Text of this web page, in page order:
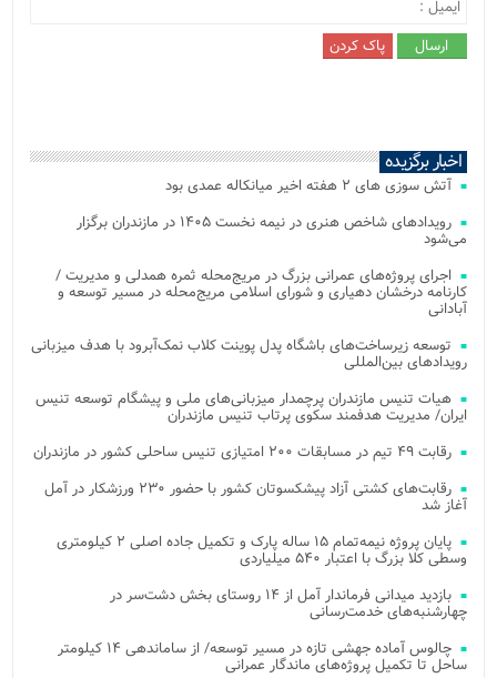
اخبار برگزیده
آتش‌ سوزی‌ های ۲ هفته اخیر میانکاله عمدی بود
رویدادهای شاخص هنری در نیمه نخست ۱۴۰۵ در مازندران برگزار
می‌شود
اجرای پروژه‌های عمرانی بزرگ در مریج‌محله ثمره همدلی و مدیریت /
کارنامه درخشان دهیاری و شورای اسلامی مریج‌محله در مسیر توسعه و
آبادانی
توسعه زیرساخت‌های باشگاه پدل پوینت کلاب نمک‌آبرود با هدف میزبانی
رویدادهای بین‌المللی
هیات تنیس مازندران پرچمدار میزبانی‌های ملی و پیشگام توسعه تنیس
ایران/ مدیریت هدفمند سکوی پرتاب تنیس مازندران
رقابت ۴۹ تیم در مسابقات ۲۰۰ امتیازی تنیس ساحلی کشور در مازندران
رقابت‌های کشتی آزاد پیشکسوتان کشور با حضور ۲۳۰ ورزشکار در آمل
آغاز شد
پایان پروژه نیمه‌تمام ۱۵ ساله پارک و تکمیل جاده اصلی ۲ کیلومتری
وسطی کلا بزرگ با اعتبار ۵۴۰ میلیاردی
بازدید میدانی فرماندار آمل از ۱۴ روستای بخش دشت‌سر در
چهارشنبه‌های خدمت‌رسانی
چالوس آماده جهشی تازه در مسیر توسعه/ از ساماندهی ۱۴ کیلومتر
ساحل تا تکمیل پروژه‌های ماندگار عمرانی